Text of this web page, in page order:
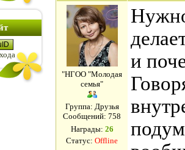
"НГОО "Молодая
семья"
Группа: Друзья
Сообщений: 758
Награды: 26
Статус: Offline
и